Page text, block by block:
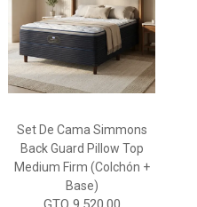
Set De Cama Simmons
Back Guard Pillow Top
Medium Firm (Colchón +
Base)